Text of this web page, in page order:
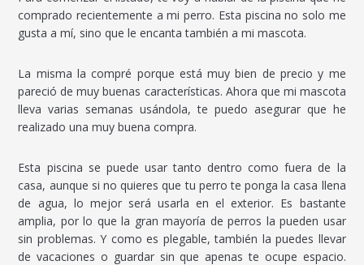
comprado recientemente a mi perro. Esta piscina no solo me
gusta a mí, sino que le encanta también a mi mascota.
La misma la compré porque está muy bien de precio y me
pareció de muy buenas características. Ahora que mi mascota
lleva varias semanas usándola, te puedo asegurar que he
realizado una muy buena compra.
Esta piscina se puede usar tanto dentro como fuera de la
casa, aunque si no quieres que tu perro te ponga la casa llena
de agua, lo mejor será usarla en el exterior. Es bastante
amplia, por lo que la gran mayoría de perros la pueden usar
sin problemas. Y como es plegable, también la puedes llevar
de vacaciones o guardar sin que apenas te ocupe espacio.